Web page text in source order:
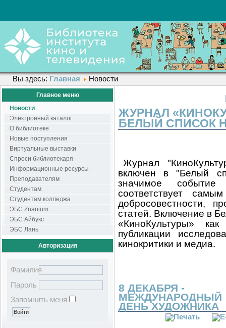
Вы здесь: Главная Новости
Главное меню
Новости
Электронный каталог
О библиотеке
Новые поступления
Виртуальные выставки
Спроси библиотекаря
Информационные ресурсы
Преподавателям
Студентам
Студентам колледжа
ЭБС Znanium
ЭБС Айбукс
ЭБС Лань
Авторизация
Фамилия
Пароль
Запомнить меня
ЖУРНАЛ
БЕЛЫЙ СПИСОК
Журнал
включен в "Белый
значимое
соответствует
добросовестности,
статей. Включение в
«КиноКультуры»
публикации
кинокритики и медиа.
8 ДЕКАБРЯ -
МЕЖДУНАРОДНЫЙ
ДЕНЬ ХУДОЖНИКА